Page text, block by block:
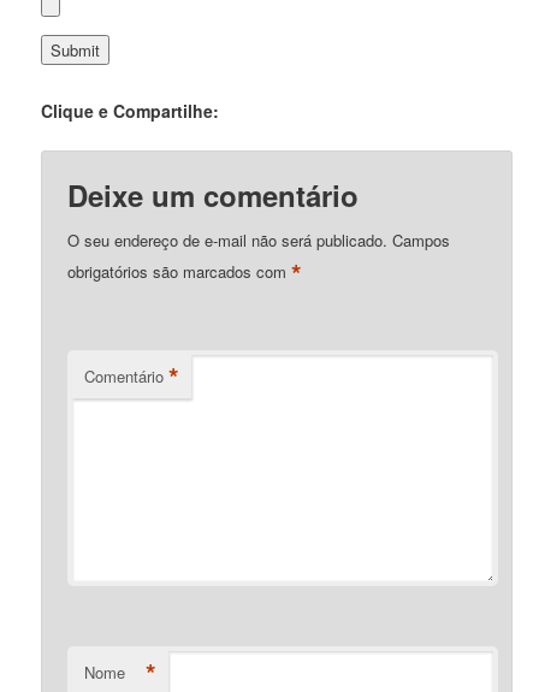
Clique e Compartilhe:
Deixe um comentário
O seu endereço de e-mail não será publicado. Campos
obrigatórios são marcados com*
Comentário *
Nome *